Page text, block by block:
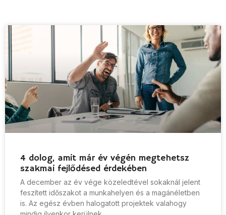
4 dolog, amit már év végén megtehetsz
szakmai fejlődésed érdekében
A december az év vége közeledtével sokaknál jelent
feszített időszakot a munkahelyen és a magánéletben
is. Az egész évben halogatott projektek valahogy